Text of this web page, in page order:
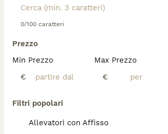
0/100 caratteri
Prezzo
Min Prezzo
€
Max Prezzo
€
Filtri popolari
Allevatori con Affisso